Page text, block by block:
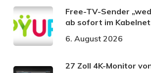
Free-TV-Sender
ab sofort im
6. August 2026
27 Zoll 4K-Monitor